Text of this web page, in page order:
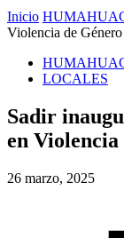
Inicio
Violencia de
LOCALES
Sadir
en Violencia
26 marzo, 2025